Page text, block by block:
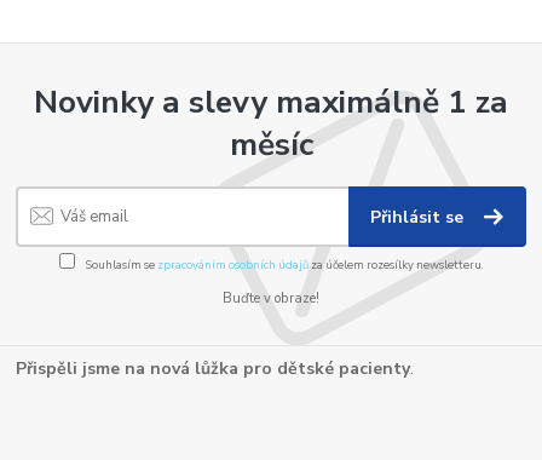
Novinky a slevy maximálně 1 za
měsíc
Přihlásit se
Souhlasím se zpracováním osobních údajůza účelem rozesílky newsletteru.
Buďte v obraze!
Přispěli jsme na nová lůžka pro dětské pacienty.